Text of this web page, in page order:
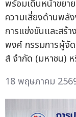
พร้อมเดินหน้าขยา
ความเสี่ยงด้านพลั
การแข่งขันและสร้
พงศ์ กรรมการผู้จั
ส์ จำกัด (มหาชน)
18 พฤษภาคม